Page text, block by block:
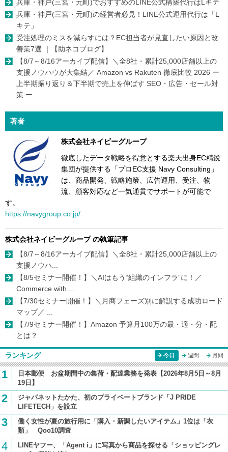
兵庫・神戸(三宮・元町)でおすすめのLINE公式構築代行はLキテ
兵庫・神戸(三宮・元町)の経営者必見！LINE公式運用代行は「L
キテ」
受注処理のミスを減らすには？EC担当者が見直したい原因と改
善策7選 ｜【助ネコブログ】
【8/7～8/16アーカイブ配信】＼全8社・累計25,000店舗以上の
支援ノウハウが大集結／ Amazon vs Rakuten 徹底比較 2026 ー
上半期振り返り＆下半期で売上を伸ばす SEO・広告・セール対
策 ー
著者
株式会社ネイビーグループ
徹底したデータ戦略を得意とする楽天出身EC精鋭
集団が提供する「プロEC支援 Navy Consulting」
は、商品開発、戦略施策、広告運用、受注、物
流、顧客対応など一気通貫でサポートが可能で
す。
https://navygroup.co.jp/
株式会社ネイビーグループ の執筆記事
【8/7～8/16アーカイブ配信】＼全8社・累計25,000店舗以上の
支援ノウハ...
【8/5セミナー開催！】＼AIはもう“組織のインフラ”に！／
Commerce with ...
【7/30セミナー開催！】＼月商フェーズ別に解説する成功ロード
マップ／ ...
【7/9セミナー開催！】Amazon 予算月100万の最・適・分・配
とは？
ランキング 今日 週間 月間
1
日本郵便 お盆期間中の集荷・配達業務を発表【2026年8月5日～8月
19日】
2
ジャパネットたかた、初のプライベートブランド「J PRIDE
LIFETECH」を設立
3
働く女性が夏の旅行用に「購入・新調したいアイテム」1位は「衣
類」 Qoo10調査
4
LINEヤフー、「Agent i」に写真から商品を探せる「ショッピングレ